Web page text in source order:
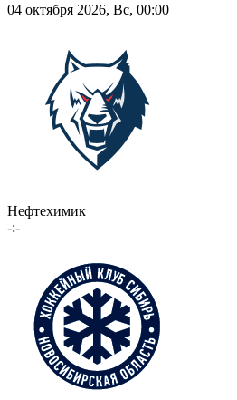
04 октября 2026, Вс, 00:00
Нефтехимик
-:-